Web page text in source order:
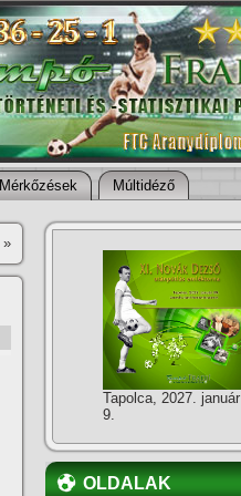
Mérkőzések Múltidéző
»
Tapolca, 2027. január
9.
OLDALAK